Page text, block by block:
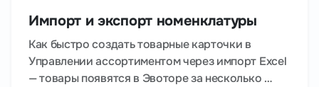
Импорт и экспорт номенклатуры
Как быстро создать товарные карточки в
Управлении ассортиментом через импорт Excel
— товары появятся в Эвоторе за несколько …